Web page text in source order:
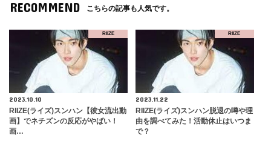
RECOMMEND こちらの記事も人気です。
RIIZE
2023.10.10
RIIZE(ライズ)スンハン【彼女流出動
画】でネチズンの反応がやばい！
画…
RIIZE
2023.11.22
RIIZE(ライズ)スンハン脱退の噂や理
由を調べてみた！活動休止はいつま
で？